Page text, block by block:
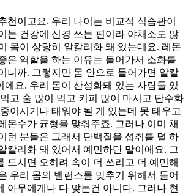
이고요. 우리 나이는 비교적 식습관이
는 건강에 신경 쓰는 편이라 야채소도 많
몸이 상당히 알칼리화 돼 있는데요. 레몬
은 역할을 하는 이유는 들어가서 소화를
니까. 그렇지만 몸 안으로 들어가면 알칼
에요. 우리 몸이 산성화돼 있는 사람들 있
고 술 많이 먹고 커피 많이 마시고 탄수화
이시거나 태워야 될 게 있는데 못 태우고
몬수가 균형을 맞춰주죠. 그러나 이미 채
런 분들은 그래서 단백질을 섭취를 덜 하
칼리화 돼 있어서 예민하단 말이에요. 그
드시면 오히려 속이 더 쓰리고 더 예민해
우리 몸의 밸런스를 맞추기 위해서 들어
아무에게나 다 맞는건 아니다. 그러나 현